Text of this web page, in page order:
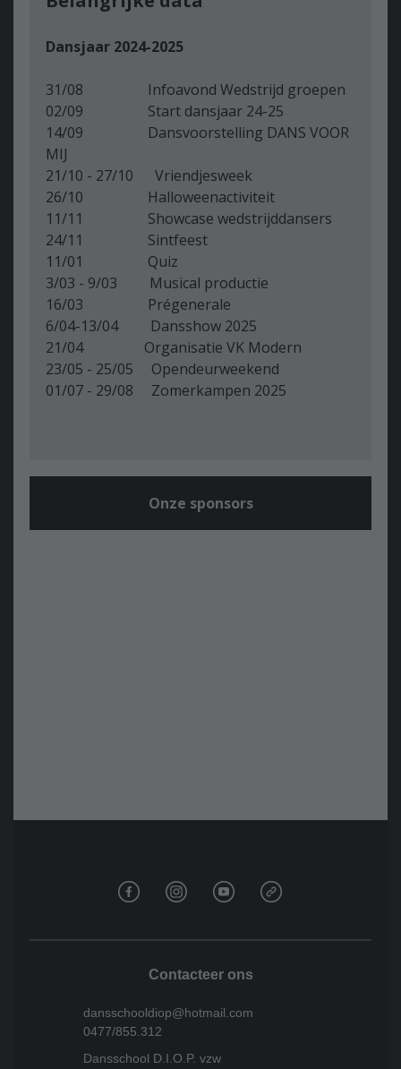
Dansjaar 2024-2025
31/08 Infoavond Wedstrijd groepen
02/09 Start dansjaar 24-25
14/09 Dansvoorstelling DANS VOOR
MIJ
21/10 - 27/10 Vriendjesweek
26/10 Halloweenactiviteit
11/11 Showcase wedstrijddansers
24/11 Sintfeest
11/01 Quiz
3/03 - 9/03 Musical productie
16/03 Prégenerale
6/04-13/04 Dansshow 2025
21/04 Organisatie VK Modern
23/05 - 25/05 Opendeurweekend
01/07 - 29/08 Zomerkampen 2025
Onze sponsors
Contacteer ons
dansschooldiop@hotmail.com
0477/855.312
Dansschool D.I.O.P. vzw